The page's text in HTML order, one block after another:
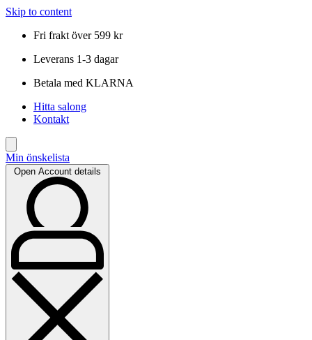
Skip to content
Fri frakt över 599 kr
Leverans 1-3 dagar
Betala med KLARNA
Hitta salong
Kontakt
Min önskelista
Open Account details